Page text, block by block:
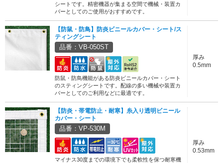
シートです。精密機器が集まる空間で機械・装置カ
バーとしてのご使用がおすすめです。
【防鼠・防鳥】防炎ビニールカバー・シート/ス
ティングシート
品番：VB-050ST
防鼠・防鳥機能がある防炎ビニールカバー・シート
のスティングシートです。配線の多い機械や装置カ
バーとしてのご利用などに最適です。
厚み
0.5mm
【防炎・帯電防止・耐寒】糸入り透明ビニール
カバー・シート
品番：VP-530M
マイナス30度までの環境下でも柔軟性を保つ耐寒機
厚み
0.53mm